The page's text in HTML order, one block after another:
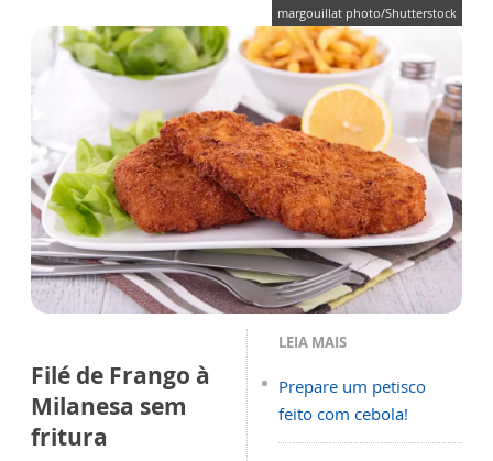
margouillat photo/Shutterstock
LEIA MAIS
Prepare um petisco
feito com cebola!
Filé de Frango à
Milanesa sem
fritura